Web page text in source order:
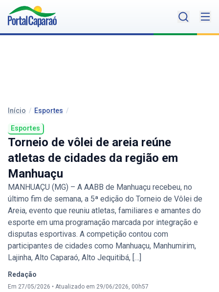
Início / Esportes /
Esportes
Torneio de vôlei de areia reúne
atletas de cidades da região em
Manhuaçu
MANHUAÇU (MG) – A AABB de Manhuaçu recebeu, no
último fim de semana, a 5ª edição do Torneio de Vôlei de
Areia, evento que reuniu atletas, familiares e amantes do
esporte em uma programação marcada por integração e
disputas esportivas. A competição contou com
participantes de cidades como Manhuaçu, Manhumirim,
Lajinha, Alto Caparaó, Alto Jequitibá, […]
Redação
Em 27/05/2026 • Atualizado em 29/06/2026, 00h57